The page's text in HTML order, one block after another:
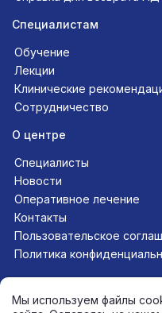
Специалистам
Обучение
Лекции
Клинические
Сотрудничество
О центре
Специалисты
Новости
Оперативное лечение
Контакты
Пользовательское
Политика
Следите за нами в
Мы используем файлы